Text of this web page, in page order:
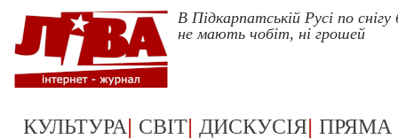
В Підкарпатській Русі по
не мають чобіт, ні грошей
КУЛЬТУРА| СВІТ| ДИСКУСІЯ| ПРЯМА